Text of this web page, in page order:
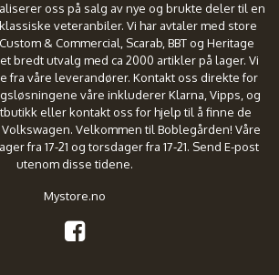
oss på salg av nye og brukte deler til en
veteranbiler. Vi har avtaler med store
& Commercial, Scarab, BBT og Heritage
bredt utvalg med ca 2000 artikler på lager. Vi
fra våre leverandører. Kontakt oss direkte for
våre inkluderer Klarna, Vipps, og
eller kontakt oss for hjelp til å finne de
Velkommen til Boblegården! Våre
fra 17-21 og torsdager fra 17-21. Send E-post
utenom disse tidene.
Mystore.no